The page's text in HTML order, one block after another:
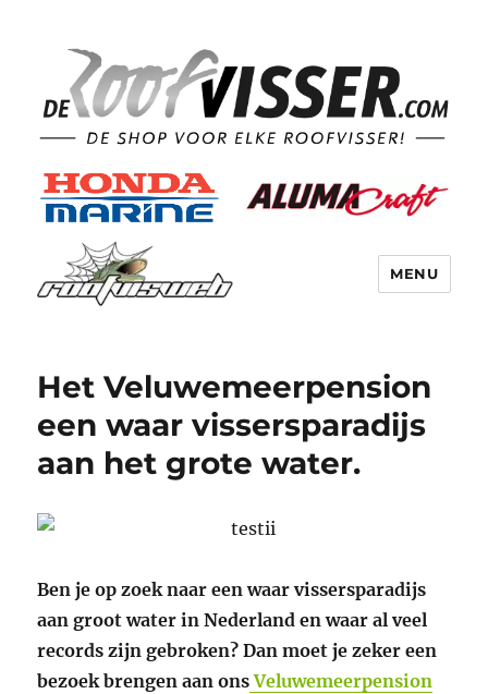
MENU
Het Veluwemeerpension
een waar vissersparadijs
aan het grote water.
Ben je op zoek naar een waar vissersparadijs
aan groot water in Nederland en waar al veel
records zijn gebroken? Dan moet je zeker een
bezoek brengen aan onsVeluwemeerpension